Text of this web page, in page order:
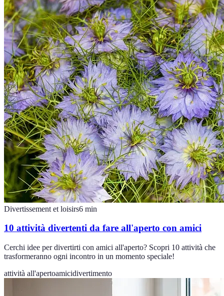
Divertissement et loisirs6 min
10 attività divertenti da fare all'aperto con amici
Cerchi idee per divertirti con amici all'aperto? Scopri 10 attività che
trasformeranno ogni incontro in un momento speciale!
attività all'apertoamicidivertimento